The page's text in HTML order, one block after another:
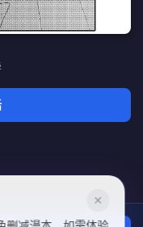
✕
删减漫本，如需体验